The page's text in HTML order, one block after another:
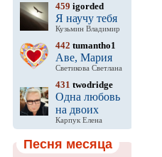
459 igorded
Я научу тебя
Кузьмин Владимир
442 tumantho1
Аве, Мария
Светикова Светлана
431 twodridge
Одна любовь
на двоих
Карпук Елена
Песня месяца